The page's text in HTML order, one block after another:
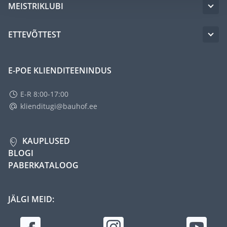
MEISTRIKLUBI
ETTEVÕTTEST
E-POE KLIENDITEENINDUS
E-R 8:00-17:00
klienditugi@bauhof.ee
KAUPLUSED
BLOGI
PABERKATALOOG
JÄLGI MEID: